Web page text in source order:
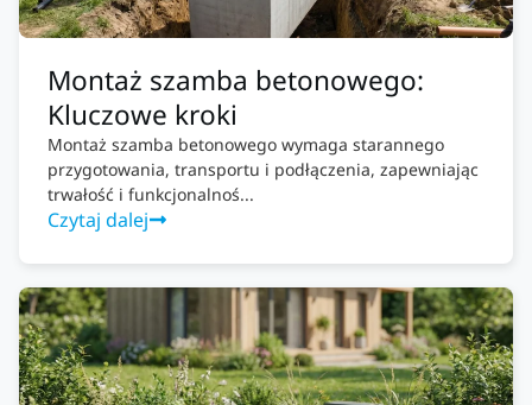
Montaż szamba betonowego:
Kluczowe kroki
Montaż szamba betonowego wymaga starannego
przygotowania, transportu i podłączenia, zapewniając
trwałość i funkcjonalnoś...
Czytaj dalej